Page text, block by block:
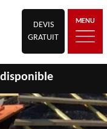
DEVIS
GRATUIT
MENU